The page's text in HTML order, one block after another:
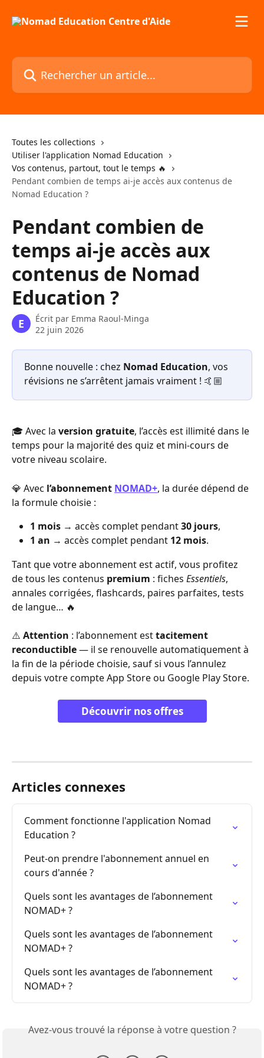
Rechercher un article...
Toutes les collections
Utiliser l'application Nomad Education
Vos contenus, partout, tout le temps 🔥
Pendant combien de temps ai-je accès aux contenus de
Nomad Education ?
Pendant combien de
temps ai-je accès aux
contenus de Nomad
Education ?
E Écrit par Emma Raoul-Minga
22 juin 2026
Bonne nouvelle : chez Nomad Education, vos
révisions ne s’arrêtent jamais vraiment ! 🤙🏼
🎓 Avec la version gratuite, l’accès est illimité dans le
temps pour la majorité des quiz et mini-cours de
votre niveau scolaire.
💎 Avec l’abonnement NOMAD+, la durée dépend de
la formule choisie :
1 mois → accès complet pendant 30 jours,
1 an → accès complet pendant 12 mois.
Tant que votre abonnement est actif, vous profitez
de tous les contenus premium : fiches Essentiels,
annales corrigées, flashcards, paires parfaites, tests
de langue… 🔥
⚠️ Attention : l’abonnement est tacitement
reconductible — il se renouvelle automatiquement à
la fin de la période choisie, sauf si vous l’annulez
depuis votre compte App Store ou Google Play Store.
Découvrir nos offres
Articles connexes
Comment fonctionne l'application Nomad
Education ?
Peut-on prendre l'abonnement annuel en
cours d'année ?
Quels sont les avantages de l’abonnement
NOMAD+ ?
Quels sont les avantages de l’abonnement
NOMAD+ ?
Quels sont les avantages de l’abonnement
NOMAD+ ?
Avez-vous trouvé la réponse à votre question ?